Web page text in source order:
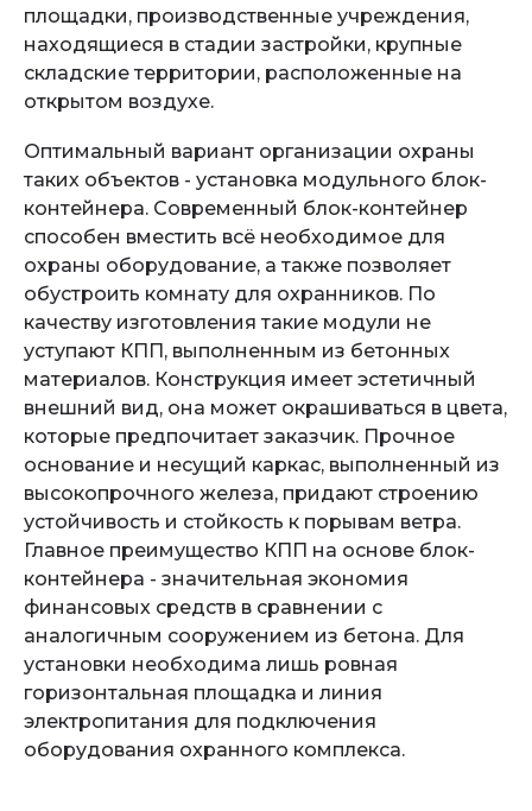
площадки, производственные учреждения,
находящиеся в стадии застройки, крупные
складские территории, расположенные на
открытом воздухе.
Оптимальный вариант организации охраны
таких объектов - установка модульного блок-
контейнера. Современный блок-контейнер
способен вместить всё необходимое для
охраны оборудование, а также позволяет
обустроить комнату для охранников. По
качеству изготовления такие модули не
уступают КПП, выполненным из бетонных
материалов. Конструкция имеет эстетичный
внешний вид, она может окрашиваться в цвета,
которые предпочитает заказчик. Прочное
основание и несущий каркас, выполненный из
высокопрочного железа, придают строению
устойчивость и стойкость к порывам ветра.
Главное преимущество КПП на основе блок-
контейнера - значительная экономия
финансовых средств в сравнении с
аналогичным сооружением из бетона. Для
установки необходима лишь ровная
горизонтальная площадка и линия
электропитания для подключения
оборудования охранного комплекса.